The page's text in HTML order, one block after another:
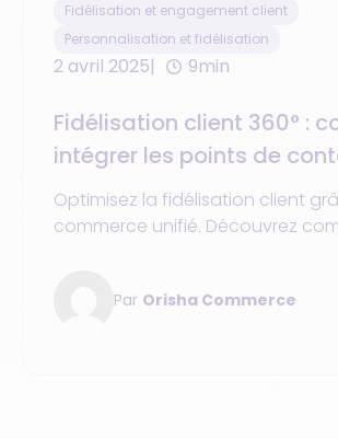
Fidélisation et engagement client
Personnalisation et fidélisation
2 avril 2025 9min
Fidélisation client 360° :
intégrer les points de
votre entreprise
Optimisez la fidélisation client
commerce unifié. Découvrez
Par Orisha Commerce